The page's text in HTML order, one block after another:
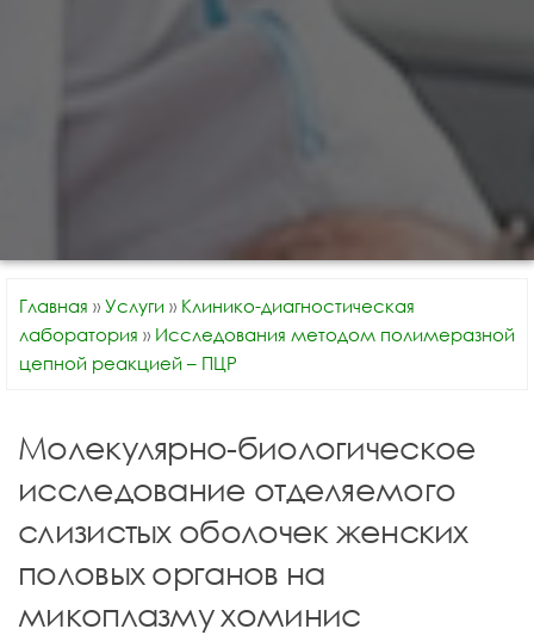
Главная » Услуги » Клинико-диагностическая
лаборатория » Исследования методом полимеразной
цепной реакцией – ПЦР
Молекулярно-биологическое
исследование отделяемого
слизистых оболочек женских
половых органов на
микоплазму хоминис